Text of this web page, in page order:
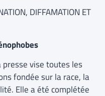
DIFFAMATION ET
vise toutes les
fondée sur la race, la
Elle a été complétée